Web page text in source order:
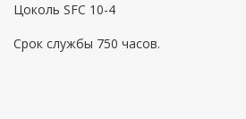
Цоколь SFC 10-4
Срок службы 750 часов.